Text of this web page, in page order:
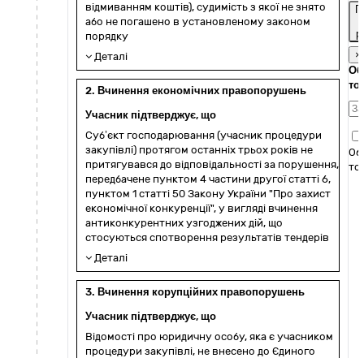
відмиванням коштів), судимість з якої не знято
або не погашено в установленому законом
порядку
Деталі
2. Вчинення економічних правопорушень
Учасник підтверджує, що
Суб’єкт господарювання (учасник процедури
закупівлі) протягом останніх трьох років не
притягувався до відповідальності за порушення,
передбачене пунктом 4 частини другої статті 6,
пунктом 1 статті 50 Закону України "Про захист
економічної конкуренції", у вигляді вчинення
антиконкурентних узгоджених дій, що
стосуються спотворення результатів тендерів
Деталі
3. Вчинення корупційних правопорушень
Учасник підтверджує, що
Відомості про юридичну особу, яка є учасником
процедури закупівлі, не внесено до Єдиного
×